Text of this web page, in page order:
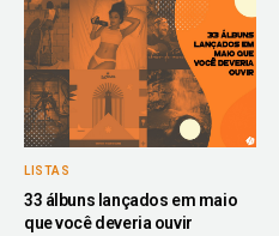
LISTAS
33 álbuns lançados em maio
que você deveria ouvir